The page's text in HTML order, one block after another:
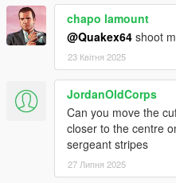
chapo lamount
@Quakex64 shoot
23 Квітня 2025
JordanOldCorps
Can you move the
closer to the centre
sergeant stripes
27 Липня 2025